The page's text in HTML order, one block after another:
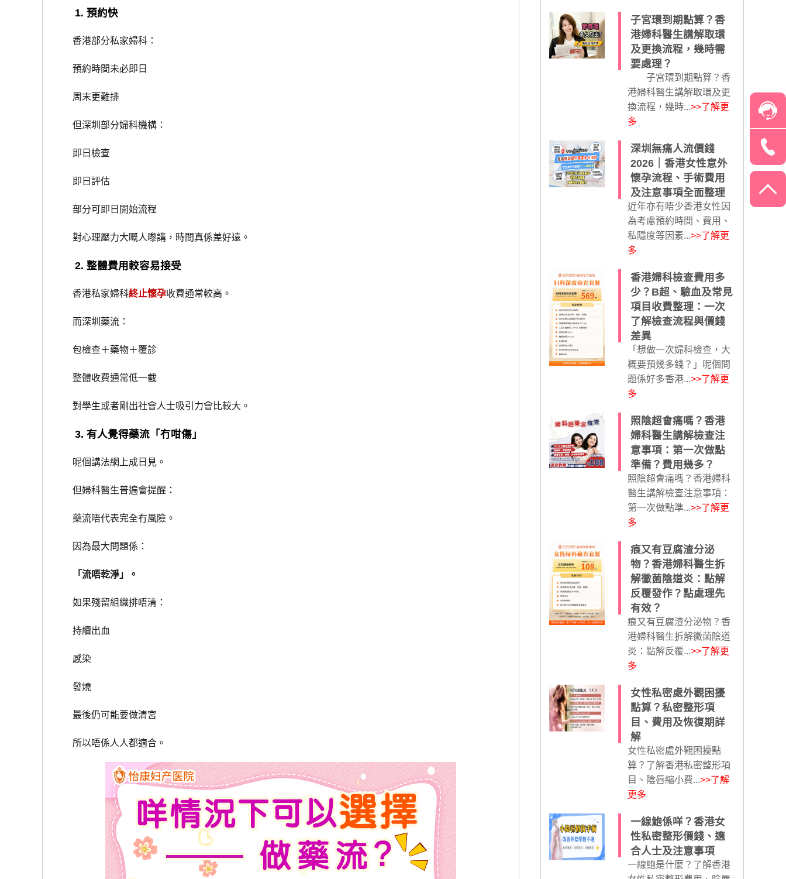
1. 預約快
香港部分私家婦科：
預約時間未必即日
周末更難排
但深圳部分婦科機構：
即日檢查
即日評估
部分可即日開始流程
對心理壓力大嘅人嚟講，時間真係差好遠。
2. 整體費用較容易接受
香港私家婦科終止懷孕收費通常較高。
而深圳藥流：
包檢查＋藥物＋覆診
整體收費通常低一截
對學生或者剛出社會人士吸引力會比較大。
3. 有人覺得藥流「冇咁傷」
呢個講法網上成日見。
但婦科醫生普遍會提醒：
藥流唔代表完全冇風險。
因為最大問題係：
「流唔乾淨」。
如果殘留組織排唔清：
持續出血
感染
發燒
最後仍可能要做清宮
所以唔係人人都適合。
子宮環到期點算？香
港婦科醫生講解取環
及更換流程，幾時需
要處理？
子宮環到期點算？香
港婦科醫生講解取環及更
換流程，幾時...>>了解更
多
深圳無痛人流價錢
2026｜香港女性意外
懷孕流程、手術費用
及注意事項全面整理
近年亦有唔少香港女性因
為考慮預約時間、費用、
私隱度等因素...>>了解更
多
香港婦科檢查費用多
少？B超、驗血及常見
項目收費整理：一次
了解檢查流程與價錢
差異
「想做一次婦科檢查，大
概要預幾多錢？」呢個問
題係好多香港...>>了解更
多
照陰超會痛嗎？香港
婦科醫生講解檢查注
意事項：第一次做點
準備？費用幾多？
照陰超會痛嗎？香港婦科
醫生講解檢查注意事項：
第一次做點準...>>了解更
多
痕又有豆腐渣分泌
物？香港婦科醫生拆
解黴菌陰道炎：點解
反覆發作？點處理先
有效？
痕又有豆腐渣分泌物？香
港婦科醫生拆解黴菌陰道
炎：點解反覆...>>了解更
多
女性私密處外觀困擾
點算？私密整形項
目、費用及恢復期詳
解
女性私密處外觀困擾點
算？了解香港私密整形項
目、陰唇縮小費...>>了解
更多
一線鮑係咩？香港女
性私密整形價錢、適
合人士及注意事項
一線鮑是什麼？了解香港